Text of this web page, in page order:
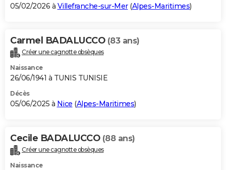
BONS PLANS
Carte de Noël
Carte Bonne année
Carte Saint-Valentin
Carte Pâques
Carte d'anniversaire
DICTIONNAIRE
Dictionnaire
Biographies
Citations
Expressions
Proverbes
PROGRAMME TV
S'inscrire
Se connecter
Lycées
Collèges
Primaires
Universités
Entreprises
Service militaire
Avis de recherche
AVIS DE DÉCÈS
Bricolage
Lifestyle
Culture
Sport
Auto
Television
Voyage
Cinema
05/02/2026 à Villefranche-sur-Mer(Alpes-Maritimes)
Carmel BADALUCCO (83 ans)
Créer une cagnotte obsèques
Naissance
26/06/1941 à TUNIS TUNISIE
Décès
05/06/2025 à Nice (Alpes-Maritimes)
Cecile BADALUCCO (88 ans)
Créer une cagnotte obsèques
Naissance